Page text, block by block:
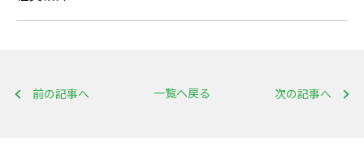
前の記事へ 次の記事へ
一覧へ戻る